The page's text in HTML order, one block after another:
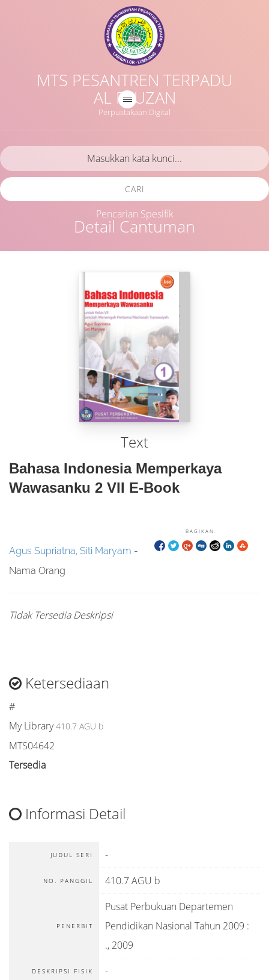
MTS PESANTREN TERPADU
AL FAUZAN
Perpustakaan Digital
Detail Cantuman
CARI
Pencarian Spesifik
Text
Bahasa Indonesia Memperkaya
Wawasanku 2 VII E-Book
BAGIKAN:
Agus Supriatna, Siti Maryam -
Nama Orang
Tidak Tersedia Deskripsi
Ketersediaan
#
My Library 410.7 AGU b
MTS04642
Tersedia
Informasi Detail
JUDUL SERI -
NO. PANGGIL 410.7 AGU b
PENERBIT
Pusat Perbukuan Departemen
Pendidikan Nasional Tahun 2009 :
., 2009
DESKRIPSI FISIK -